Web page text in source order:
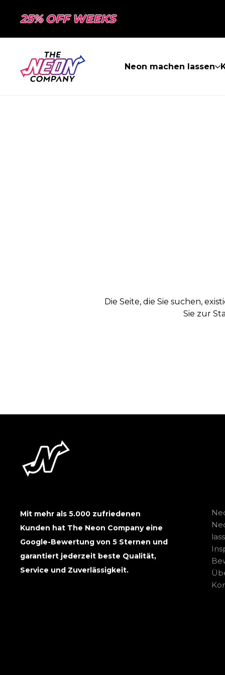
25% OFF WEEKS
Neon machen lassen
Die Seite, die Sie suchen,
Sie zur
Mit mehr als 5.000 zufriedenen
Kunden hat The Neon Company eine
Google-Bewertung von 5 Sternen und
garantiert jederzeit beste Qualität,
Service und Zuverlässigkeit.